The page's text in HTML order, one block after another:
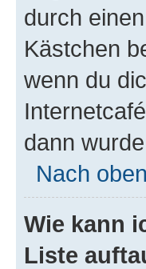
durch
Kästchen
wenn du
dann
Nach oben
Wie kann
Liste